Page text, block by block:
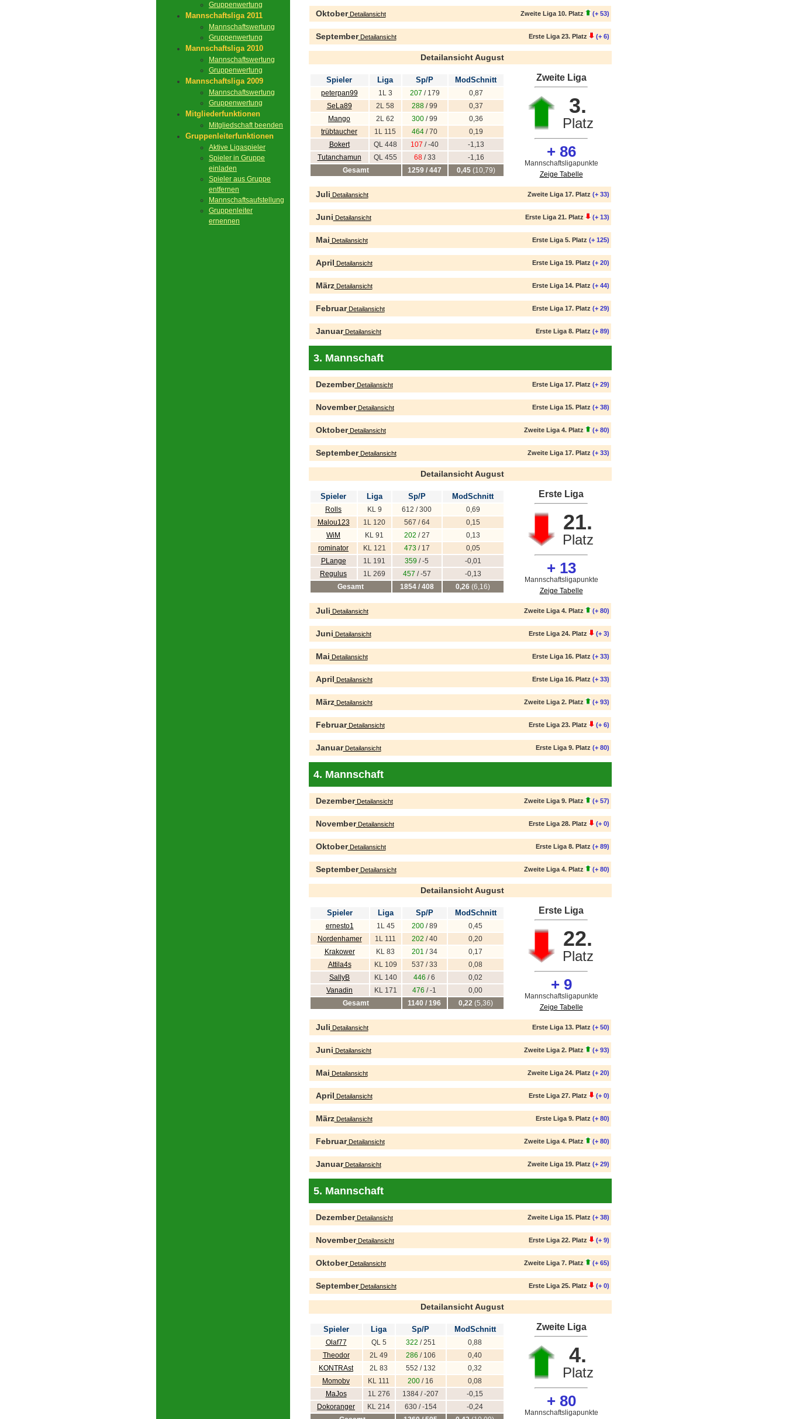
Gruppenwertung
Mannschaftsliga 2011
Mannschaftswertung
Gruppenwertung
Mannschaftsliga 2010
Mannschaftswertung
Gruppenwertung
Mannschaftsliga 2009
Mannschaftswertung
Gruppenwertung
Mitgliederfunktionen
Mitgliedschaft beenden
Gruppenleiterfunktionen
Aktive Ligaspieler
Spieler in Gruppe
einladen
Spieler aus Gruppe
entfernen
Mannschaftsaufstellung
Gruppenleiter
ernennen
OktoberDetailansicht Zweite Liga 10. Platz (+ 53)
SeptemberDetailansicht Erste Liga 23. Platz (+ 6)
Detailansicht August
Spieler Liga Sp/P ModSchnitt
peterpan99 1L 3 207 / 179
0,87
SeLa89
2L 58 288 / 99
0,37
Mango
2L 62 300 / 99
0,36
trübtaucher
1L 115 464 / 70
0,19
Bokert
QL 448 107 / -40
-1,13
Tutanchamun
QL 455 68/ 33
-1,16
Gesamt
1259 / 447 0,45(10,79)
Zweite Liga
3.
Platz
+ 86
Mannschaftsligapunkte
Zeige Tabelle
Juli Detailansicht Zweite Liga 17. Platz (+ 33)
Juni Detailansicht Erste Liga 21. Platz (+ 13)
Mai Detailansicht Erste Liga 5. Platz (+ 125)
April Detailansicht Erste Liga 19. Platz (+ 20)
MärzDetailansicht Erste Liga 14. Platz (+ 44)
FebruarDetailansicht Erste Liga 17. Platz (+ 29)
JanuarDetailansicht Erste Liga 8. Platz (+ 89)
3. Mannschaft
DezemberDetailansicht Erste Liga 17. Platz (+ 29)
NovemberDetailansicht Erste Liga 15. Platz (+ 38)
OktoberDetailansicht Zweite Liga 4. Platz (+ 80)
SeptemberDetailansicht Zweite Liga 17. Platz (+ 33)
Detailansicht August
Spieler Liga Sp/P ModSchnitt
Rolls KL 9 612 / 300
0,69
Malou123
1L 120 567 / 64
0,15
WiM
KL 91 202 / 27
0,13
rominator
KL 121 473/ 17
0,05
PLange
1L 191 359 / -5
-0,01
Regulus
1L 269 457 / -57
-0,13
Gesamt
1854 / 408 0,26 (6,16)
Erste Liga
21.
Platz
+ 13
Mannschaftsligapunkte
Zeige Tabelle
Juli Detailansicht Zweite Liga 4. Platz (+ 80)
Juni Detailansicht Erste Liga 24. Platz (+ 3)
Mai Detailansicht Erste Liga 16. Platz (+ 33)
April Detailansicht Erste Liga 16. Platz (+ 33)
MärzDetailansicht Zweite Liga 2. Platz (+ 93)
FebruarDetailansicht Erste Liga 23. Platz (+ 6)
JanuarDetailansicht Erste Liga 9. Platz (+ 80)
4. Mannschaft
DezemberDetailansicht Zweite Liga 9. Platz (+ 57)
NovemberDetailansicht Erste Liga 28. Platz (+ 0)
OktoberDetailansicht Erste Liga 8. Platz (+ 89)
SeptemberDetailansicht Zweite Liga 4. Platz (+ 80)
Detailansicht August
Spieler Liga Sp/P ModSchnitt
ernesto1 1L 45 200/ 89
0,45
Nordenhamer
1L 111 202 / 40
0,20
Krakower
KL 83 201 / 34
0,17
Attila4s
KL 109 537 / 33
0,08
SallyB
KL 140 446 / 6
0,02
Vanadin
KL 171 476 / -1
0,00
Gesamt
1140 / 196 0,22(5,36)
Erste Liga
22.
Platz
+ 9
Mannschaftsligapunkte
Zeige Tabelle
Juli Detailansicht Erste Liga 13. Platz (+ 50)
Juni Detailansicht Zweite Liga 2. Platz (+ 93)
Mai Detailansicht Zweite Liga 24. Platz (+ 20)
April Detailansicht Erste Liga 27. Platz (+ 0)
MärzDetailansicht Erste Liga 9. Platz (+ 80)
FebruarDetailansicht Zweite Liga 4. Platz (+ 80)
JanuarDetailansicht Zweite Liga 19. Platz (+ 29)
5. Mannschaft
DezemberDetailansicht Zweite Liga 15. Platz (+ 38)
NovemberDetailansicht Erste Liga 22. Platz (+ 9)
OktoberDetailansicht Zweite Liga 7. Platz (+ 65)
SeptemberDetailansicht Erste Liga 25. Platz (+ 0)
Detailansicht August
Spieler Liga Sp/P ModSchnitt
Olaf77 QL 5 322 / 251
0,88
Theodor
2L 49 286 / 106
0,40
KONTRAst
2L 83 552 / 132
0,32
Momobv
KL 111 200 / 16
0,08
MaJos
1L 276 1384 / -207
-0,15
Dokoranger
KL 214 630 / -154
-0,24
Zweite Liga
4.
Platz
+ 80
Mannschaftsligapunkte